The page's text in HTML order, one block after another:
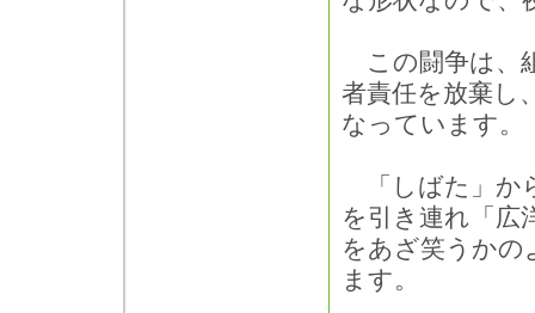
この闘争は、
者責任を放棄し
なっています。
「しばた」か
を引き連れ「広
をあざ笑うかの
ます。